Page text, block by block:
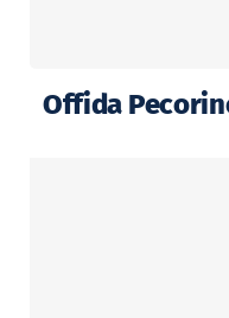
Offida